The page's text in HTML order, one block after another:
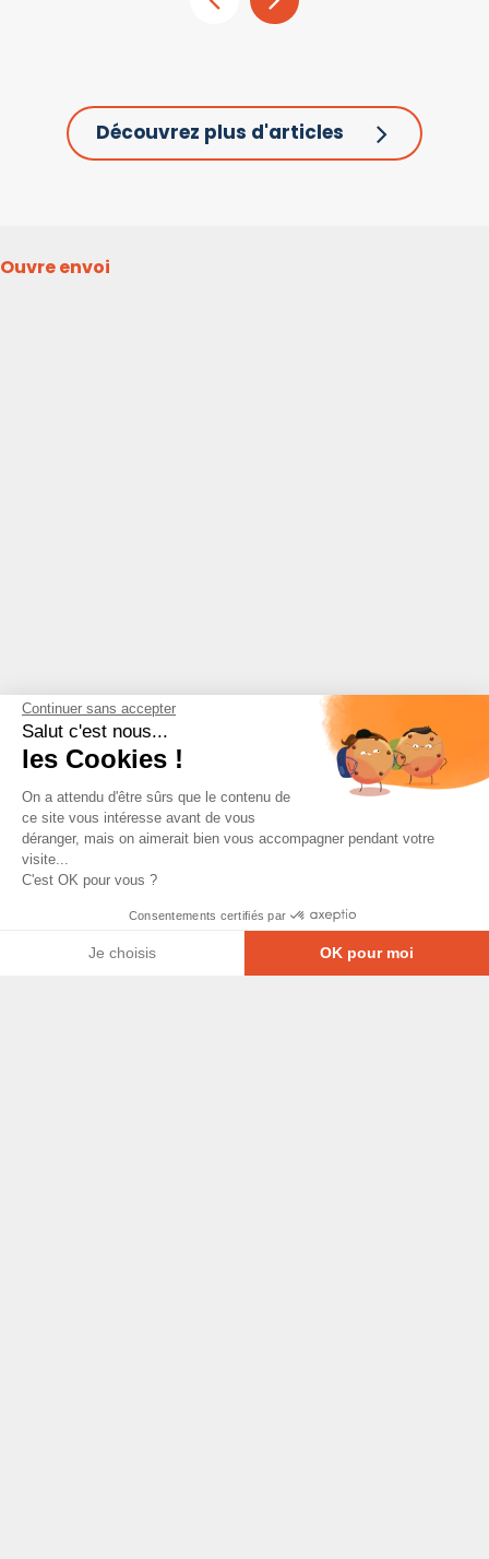
Découvrez plus d'articles
Ouvre envoi
Continuer sans accepter
Salut c'est nous...
les Cookies !
On a attendu d'être sûrs que le contenu de
ce site vous intéresse avant de vous
déranger, mais on aimerait bien vous accompagner pendant votre
visite...
C'est OK pour vous ?
Consentements certifiés par
Je choisis OK pour moi